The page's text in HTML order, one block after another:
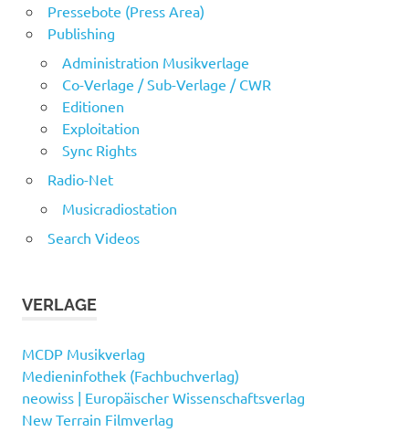
Pressebote (Press Area)
Publishing
Administration Musikverlage
Co-Verlage / Sub-Verlage / CWR
Editionen
Exploitation
Sync Rights
Radio-Net
Musicradiostation
Search Videos
VERLAGE
MCDP Musikverlag
Medieninfothek (Fachbuchverlag)
neowiss | Europäischer Wissenschaftsverlag
New Terrain Filmverlag